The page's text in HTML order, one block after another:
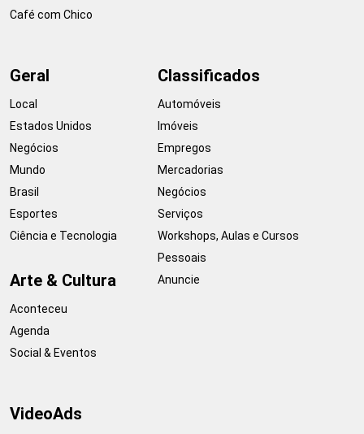
Café com Chico
Geral
Local
Estados Unidos
Negócios
Mundo
Brasil
Esportes
Ciência e Tecnologia
Arte & Cultura
Aconteceu
Agenda
Social & Eventos
Classificados
Automóveis
Imóveis
Empregos
Mercadorias
Negócios
Serviços
Workshops, Aulas e Cursos
Pessoais
Anuncie
VideoAds